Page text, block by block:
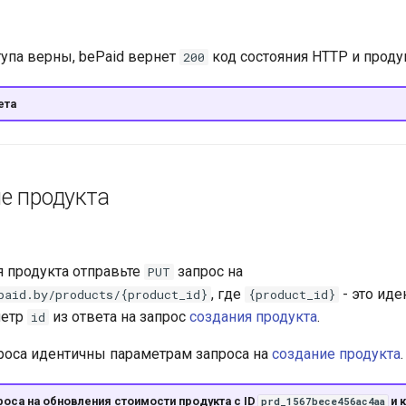
верны, bePaid вернет 200 код состояния HTTP и
продукта
отправьте PUT запрос на
products/{product_id} , где {product_id} - это
id из ответа на запрос создания продукта.
идентичны параметрам запроса на создание продукта.
на обновления стоимости продукта с ID prd_1567bece456ac4aa и